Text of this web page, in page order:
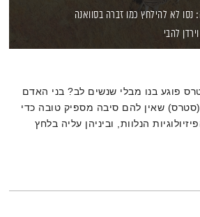
לא להילחץ כמו זברה בסוואנה
וירדן להבי
פוגע בנו מבלי שנשים לב? בני האדם
שאין להם סיבה מספיק טובה כדי
הנלוות, וביניהן עליה בלחץ